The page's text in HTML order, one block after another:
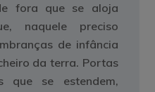
fora que se aloja
naquele preciso
de infância
da terra. Portas
que se estendem,